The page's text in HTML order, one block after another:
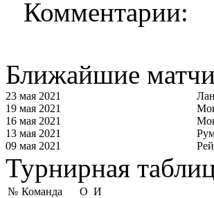
Комментарии:
Ближайшие
23 мая 2021
19 мая 2021
16 мая 2021
13 мая 2021
09 мая 2021
Турнирная
№ Команда О И